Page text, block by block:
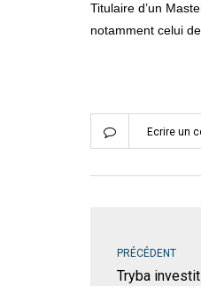
Titulaire d’un
notamment celui
Ecrire un
PRÉCÉDENT
Tryba